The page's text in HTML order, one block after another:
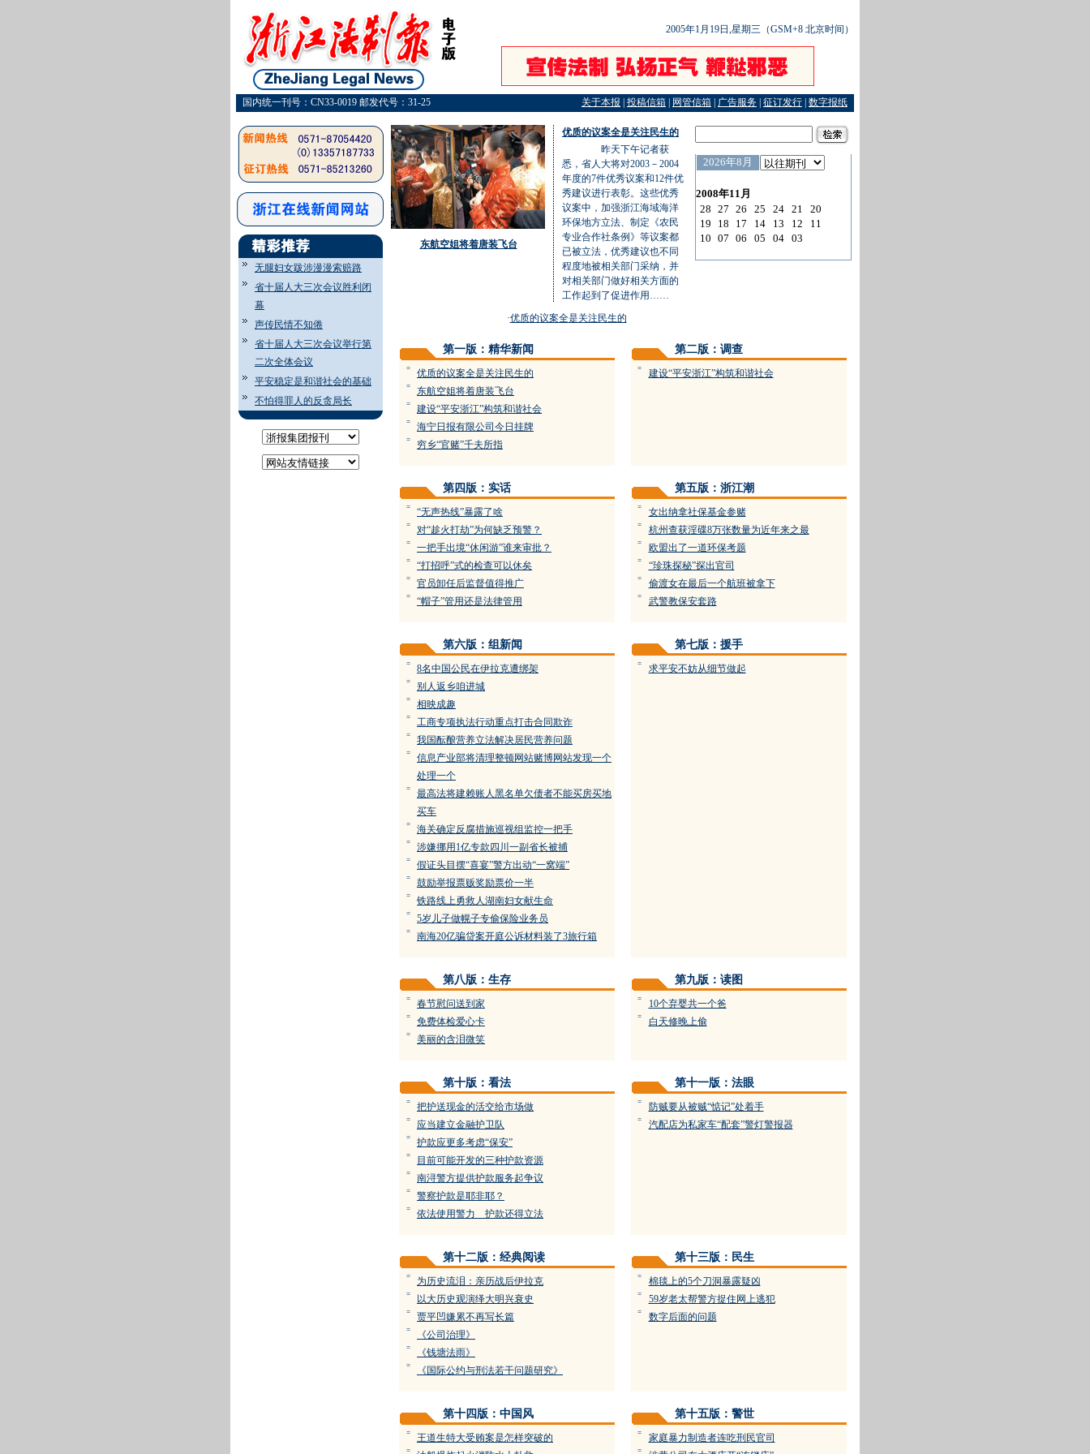
2005年1月19日,星期三（GSM+8 北京时间）
国内统一刊号：CN33-0019 邮发代号：31-25 关于本报 投稿信箱 网管信箱 广告服务 征订发行 数字报纸
无腿妇女跋涉漫漫索赔路
省十届人大三次会议胜利闭
幕
声传民情不知倦
省十届人大三次会议举行第
二次全体会议
平安稳定是和谐社会的基础
不怕得罪人的反贪局长
东航空姐将着唐装飞台
优质的议案全是关注民生的
昨天下午记者获
悉，省人大将对2003－2004
年度的7件优秀议案和12件优
秀建议进行表彰。这些优秀
议案中，加强浙江海域海洋
环保地方立法、制定《农民
专业合作社条例》等议案都
已被立法，优秀建议也不同
程度地被相关部门采纳，并
对相关部门做好相关方面的
工作起到了促进作用……
优质的议案全是关注民生的
第一版：精华新闻
= 优质的议案全是关注民生的
= 东航空姐将着唐装飞台
= 建设“平安浙江”构筑和谐社会
= 海宁日报有限公司今日挂牌
= 穷乡“官赌”千夫所指
第二版：调查
= 建设“平安浙江”构筑和谐社会
第四版：实话
= “无声热线”暴露了啥
= 对“趁火打劫”为何缺乏预警？
= 一把手出境“休闲游”谁来审批？
= “打招呼”式的检查可以休矣
= 官员卸任后监督值得推广
= “帽子”管用还是法律管用
第五版：浙江潮
= 女出纳拿社保基金参赌
= 杭州查获淫碟8万张数量为近年来之最
= 欧盟出了一道环保考题
= “珍珠探秘”探出官司
= 偷渡女在最后一个航班被拿下
= 武警教保安套路
第六版：组新闻
= 8名中国公民在伊拉克遭绑架
= 别人返乡咱进城
= 相映成趣
= 工商专项执法行动重点打击合同欺诈
= 我国酝酿营养立法解决居民营养问题
=
信息产业部将清理整顿网站赌博网站发现一个
处理一个
=
最高法将建赖账人黑名单欠债者不能买房买地
买车
= 海关确定反腐措施巡视组监控一把手
= 涉嫌挪用1亿专款四川一副省长被捕
= 假证头目摆“喜宴”警方出动“一窝端”
= 鼓励举报票贩奖励票价一半
= 铁路线上勇救人湖南妇女献生命
= 5岁儿子做幌子专偷保险业务员
= 南海20亿骗贷案开庭公诉材料装了3旅行箱
第七版：援手
= 求平安不妨从细节做起
第八版：生存
= 春节慰问送到家
= 免费体检爱心卡
= 美丽的含泪微笑
第九版：读图
= 10个弃婴共一个爸
= 白天修晚上偷
第十版：看法
= 把护送现金的活交给市场做
= 应当建立金融护卫队
= 护款应更多考虑“保安”
= 目前可能开发的三种护款资源
= 南浔警方提供护款服务起争议
= 警察护款是耶非耶？
= 依法使用警力 护款还得立法
第十一版：法眼
= 防贼要从被贼“惦记”处着手
= 汽配店为私家车“配套”警灯警报器
第十二版：经典阅读
= 为历史流泪：亲历战后伊拉克
= 以大历史观演绎大明兴衰史
= 贾平凹嫌累不再写长篇
= 《公司治理》
= 《钱塘法雨》
= 《国际公约与刑法若干问题研究》
第十三版：民生
= 棉毯上的5个刀洞暴露疑凶
= 59岁老太帮警方捉住网上逃犯
= 数字后面的问题
第十四版：中国风
= 王道生特大受贿案是怎样突破的
=
第十五版：警世
= 家庭暴力制造者连吃刑民官司
=